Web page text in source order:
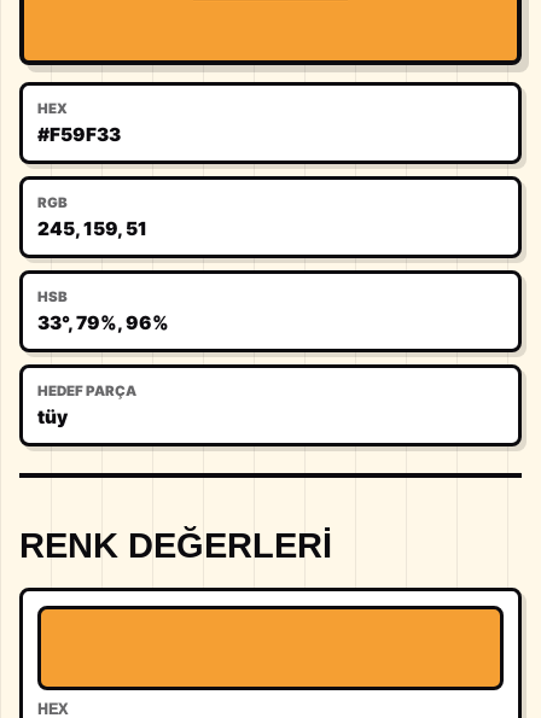
HEX
#F59F33
RGB
245, 159, 51
HSB
33°, 79%, 96%
HEDEF PARÇA
tüy
RENK DEĞERLERI
HEX